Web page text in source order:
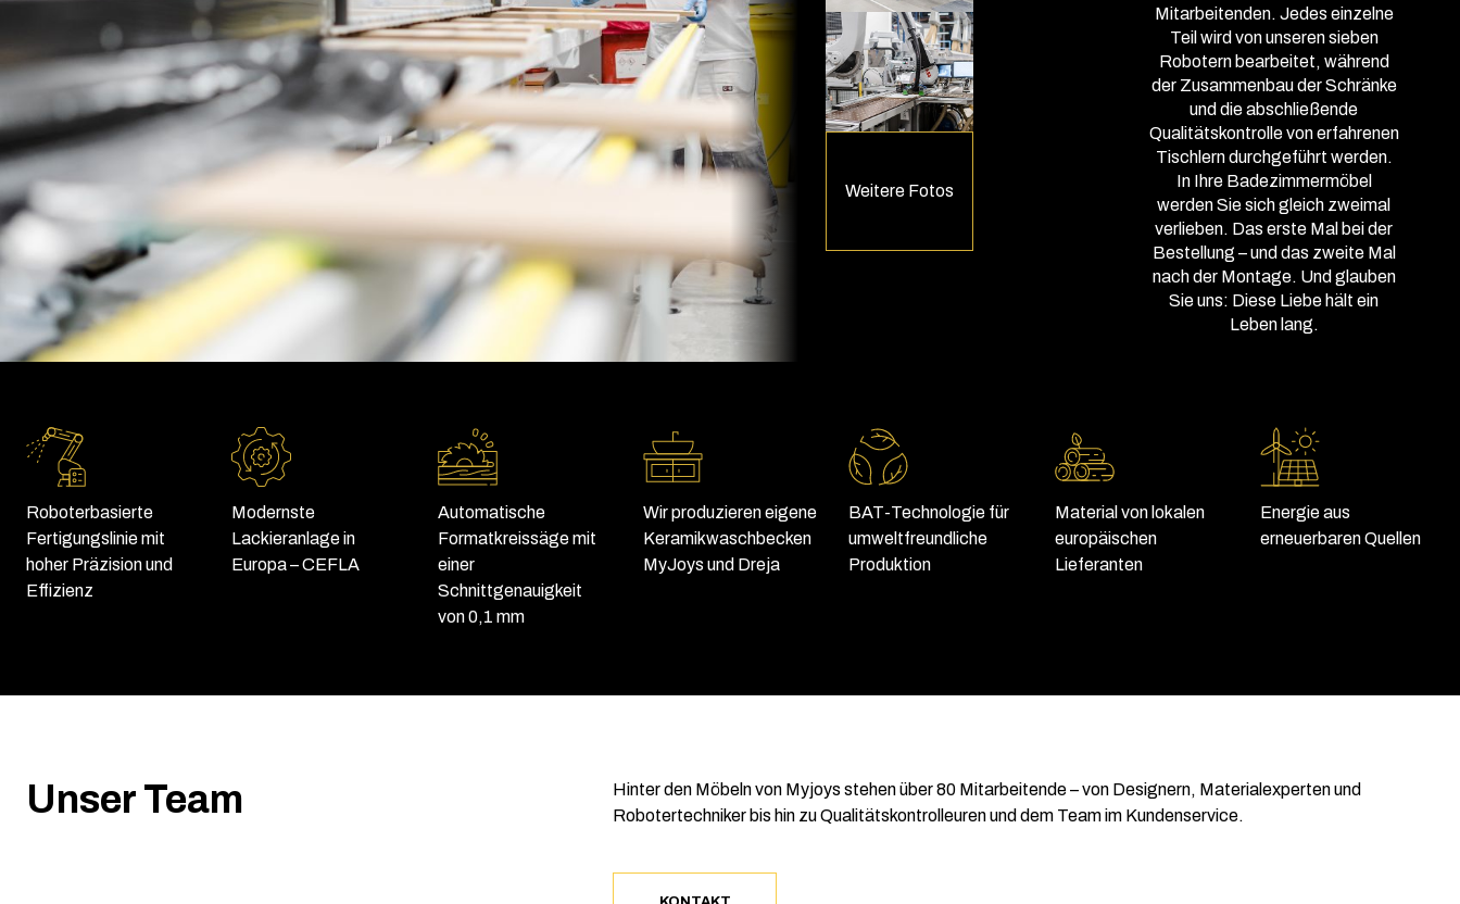
Mitarbeitenden. Jedes einzelne
Teil wird von unseren sieben
Robotern bearbeitet, während
der Zusammenbau der Schränke
und die abschließende
Qualitätskontrolle von erfahrenen
Tischlern durchgeführt werden.
In Ihre Badezimmermöbel
werden Sie sich gleich zweimal
verlieben. Das erste Mal bei der
Bestellung – und das zweite Mal
nach der Montage. Und glauben
Sie uns: Diese Liebe hält ein
Leben lang.
Weitere Fotos
Roboterbasierte
Fertigungslinie mit
hoher Präzision und
Effizienz
Modernste
Lackieranlage in
Europa – CEFLA
Automatische
Formatkreissäge mit
einer
Schnittgenauigkeit
von 0,1 mm
Wir produzieren eigene
Keramikwaschbecken
MyJoys und Dreja
BAT-Technologie für
umweltfreundliche
Produktion
Material von lokalen
europäischen
Lieferanten
Energie aus
erneuerbaren Quellen
Unser Team
Hinter den Möbeln von Myjoys stehen über 80 Mitarbeitende – von Designern, Materialexperten und
Robotertechniker bis hin zu Qualitätskontrolleuren und dem Team im Kundenservice.